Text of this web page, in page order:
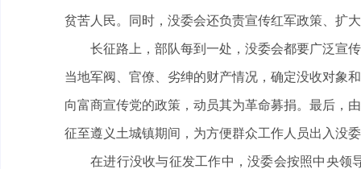
贫苦人民。同时，没委会还负责宣传红军政策、扩
长征路上，部队每到一处，没委会都要广泛宣
当地军阀、官僚、劣绅的财产情况，确定没收对象
向富商宣传党的政策，动员其为革命募捐。最后，
征至遵义土城镇期间，为方便群众工作人员出入没
在进行没收与征发工作中，没委会按照中央领